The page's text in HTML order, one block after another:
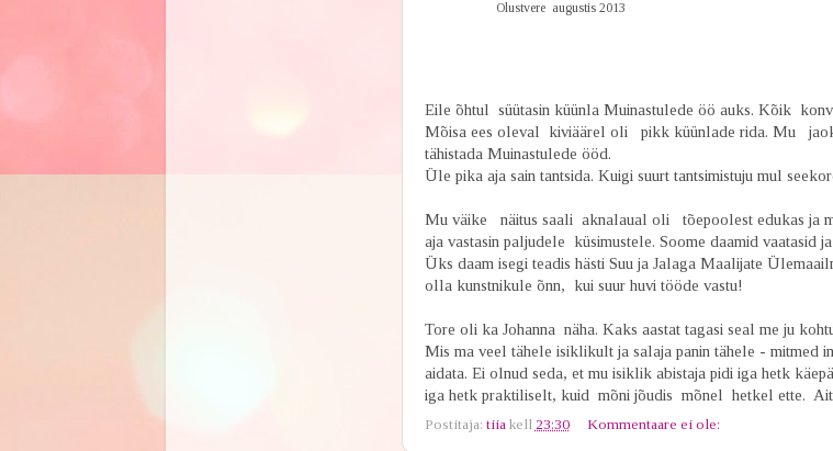
Olustvere augustis 2013
Eile õhtul süütasin küünla Muinastulede öö auks. Kõik
Mõisa ees oleval kiviäärel oli pikk küünlade rida. Mu
tähistada Muinastulede ööd.
Üle pika aja sain tantsida. Kuigi suurt tantsimistuju mul
Mu väike näitus saali aknalaual oli tõepoolest edukas ja
aja vastasin paljudele küsimustele. Soome daamid vaatasid
Üks daam isegi teadis hästi Suu ja Jalaga Maalijate
olla kunstnikule õnn, kui suur huvi tööde vastu!
Tore oli ka Johanna näha. Kaks aastat tagasi seal me ju
Mis ma veel tähele isiklikult ja salaja panin tähele - mitmed
aidata. Ei olnud seda, et mu isiklik abistaja pidi iga hetk
iga hetk praktiliselt, kuid mõni jõudis mõnel hetkel ette.
Postitaja: tiia kell 23:30 Kommentaare ei ole: